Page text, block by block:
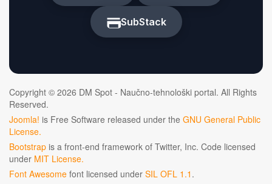
SubStack
Copyright © 2026 DM Spot - Naučno-tehnološki portal. All Rights
Reserved.
Joomla! is Free Software released under the GNU General Public
License.
Bootstrap is a front-end framework of Twitter, Inc. Code licensed
under MIT License.
Font Awesome font licensed under SIL OFL 1.1 .